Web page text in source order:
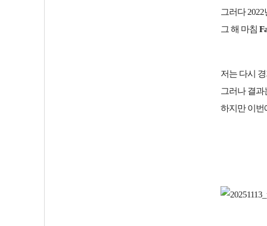
그러다
그 해 마침
저는 다시
그러나 결
하지만 이번